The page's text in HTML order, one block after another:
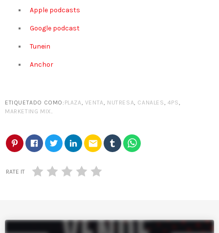
Apple podcasts
Google podcast
Tunein
Anchor
ETIQUETADO COMO: PLAZA, VENTA, NUTRESA, CANALES, 4PS,
MARKETING MIX.
email
RATE IT